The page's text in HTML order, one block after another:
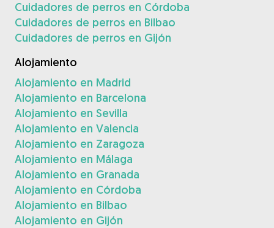
Cuidadores de perros en Córdoba
Cuidadores de perros en Bilbao
Cuidadores de perros en Gijón
Alojamiento
Alojamiento en Madrid
Alojamiento en Barcelona
Alojamiento en Sevilla
Alojamiento en Valencia
Alojamiento en Zaragoza
Alojamiento en Málaga
Alojamiento en Granada
Alojamiento en Córdoba
Alojamiento en Bilbao
Alojamiento en Gijón